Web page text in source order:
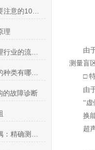
理
的故障诊断
由
测量盲
□
由
“虚
换
超